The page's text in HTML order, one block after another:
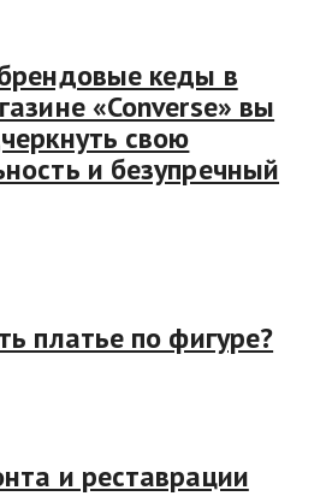
кеды в
«Converse» вы
свою
и безупречный
платье по фигуре?
и реставрации